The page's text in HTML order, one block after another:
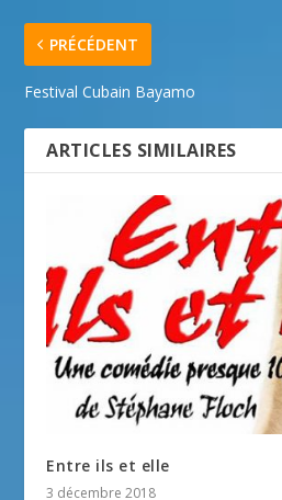
PRÉCÉDENT
Festival Cubain Bayamo
ARTICLES SIMILAIRES
Entre ils et elle
3 décembre 2018